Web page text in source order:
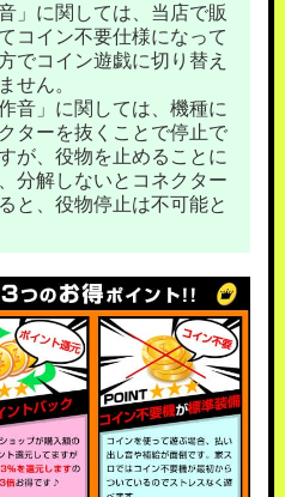
」に関しては、当店で販
コイン不要仕様になって
でコイン遊戯に切り替え
せん。
音」に関しては、機種に
ターを抜くことで停止で
が、役物を止めることに
分解しないとコネクター
と、役物停止は不可能と